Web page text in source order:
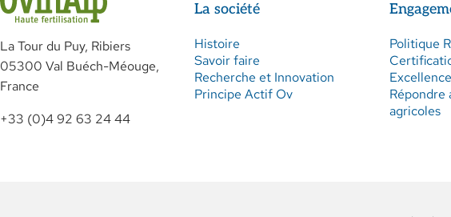
La Tour du Puy, Ribiers
05300 Val Buéch-Méouge,
France
+33 (0)4 92 63 24 44
La société
Histoire
Savoir faire
Recherche et Innovation
Principe Actif Ov
Politique
Répondre
agricoles